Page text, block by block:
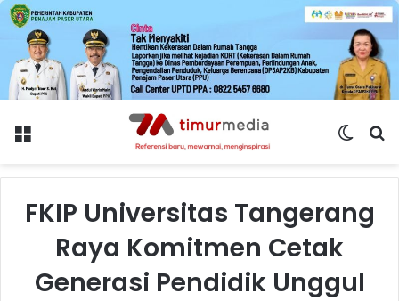
Menu
Switch
FKIP Universitas Tangerang
Raya Komitmen Cetak
Generasi Pendidik Unggul